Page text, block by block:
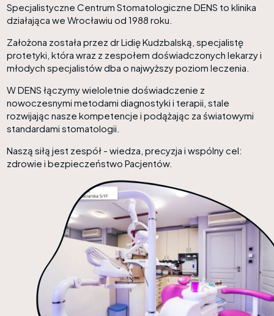
Specjalistyczne Centrum Stomatologiczne DENS to klinika
działająca we Wrocławiu od 1988 roku.
Założona została przez dr Lidię Kudzbalską, specjalistę
protetyki, która wraz z zespołem doświadczonych lekarzy i
młodych specjalistów dba o najwyższy poziom leczenia.
W DENS łączymy wieloletnie doświadczenie z
nowoczesnymi metodami diagnostyki i terapii, stale
rozwijając nasze kompetencje i podążając za światowymi
standardami stomatologii.
Naszą siłą jest zespół - wiedza, precyzja i wspólny cel:
zdrowie i bezpieczeństwo Pacjentów.